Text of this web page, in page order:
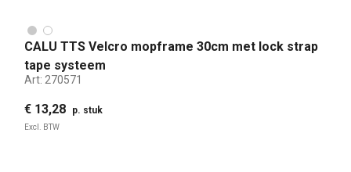
CALU TTS Velcro mopframe 30cm met lock strap
tape systeem
Art: 270571
€ 13,28 p. stuk
Excl. BTW